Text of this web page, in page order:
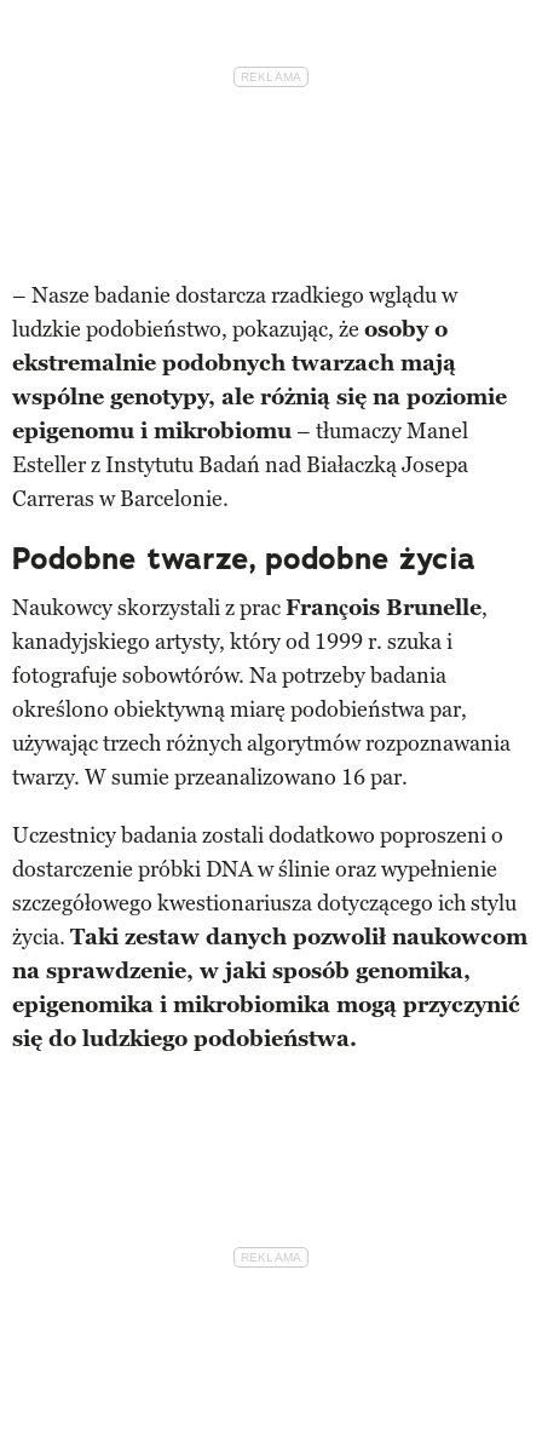
– Nasze badanie dostarcza rzadkiego wglądu w
ludzkie podobieństwo, pokazując, że osoby o
ekstremalnie podobnych twarzach mają
wspólne genotypy, ale różnią się na poziomie
epigenomu i mikrobiomu– tłumaczy Manel
Esteller z Instytutu Badań nad Białaczką Josepa
Carreras w Barcelonie.
Podobne twarze, podobne życia
Naukowcy skorzystali z pracFrançois Brunelle,
kanadyjskiego artysty, który od 1999 r. szuka i
fotografuje sobowtórów. Na potrzeby badania
określono obiektywną miarę podobieństwa par,
używając trzech różnych algorytmów rozpoznawania
twarzy. W sumie przeanalizowano 16 par.
Uczestnicy badania zostali dodatkowo poproszeni o
dostarczenie próbki DNA w ślinie oraz wypełnienie
szczegółowego kwestionariusza dotyczącego ich stylu
życia. Taki zestaw danych pozwolił naukowcom
na sprawdzenie, w jaki sposób genomika,
epigenomika i mikrobiomika mogą przyczynić
się do ludzkiego podobieństwa.